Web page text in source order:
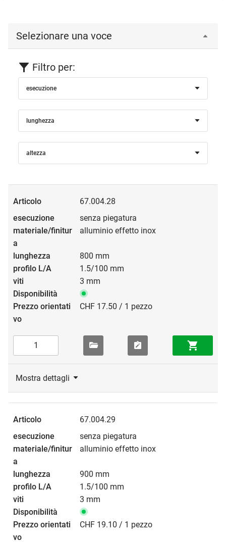
Selezionare una voce
Filtro per:
esecuzione
lunghezza
altezza
67.004.28
senza piegatura
alluminio effetto inox
800 mm
1.5/100 mm
3 mm
CHF 17.50 / 1 pezzo
Mostra dettagli
67.004.29
senza piegatura
alluminio effetto inox
900 mm
1.5/100 mm
3 mm
CHF 19.10 / 1 pezzo